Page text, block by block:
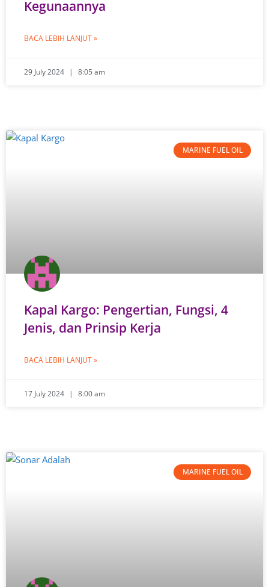
Kegunaannya
BACA LEBIH LANJUT »
29 July 2024 8:05 am
MARINE FUEL OIL
Kapal Kargo: Pengertian, Fungsi, 4
Jenis, dan Prinsip Kerja
BACA LEBIH LANJUT »
17 July 2024 8:00 am
MARINE FUEL OIL